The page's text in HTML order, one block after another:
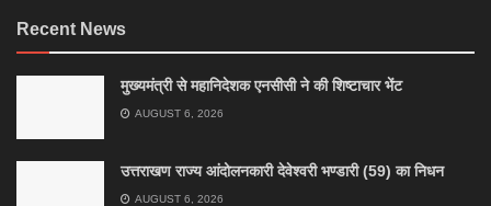
Recent News
मुख्यमंत्री से महानिदेशक एनसीसी ने की शिष्टाचार भेंट
AUGUST 6, 2026
उत्तराखण राज्य आंदोलनकारी देवेश्वरी भण्डारी (59) का निधन
AUGUST 6, 2026